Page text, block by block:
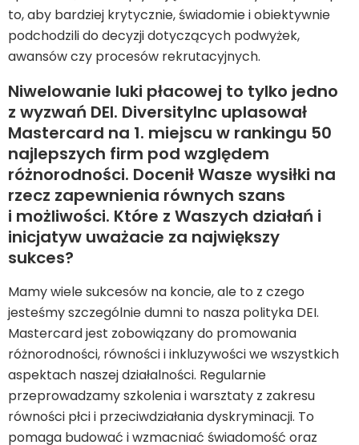
to, aby bardziej krytycznie, świadomie i obiektywnie
podchodzili do decyzji dotyczących podwyżek,
awansów czy procesów rekrutacyjnych.
Niwelowanie luki płacowej to tylko jedno
z wyzwań DEI. DiversityInc uplasował
Mastercard na 1. miejscu w rankingu 50
najlepszych firm pod względem
różnorodności. Docenił Wasze wysiłki na
rzecz zapewnienia równych szans
i możliwości. Które z Waszych działań i
inicjatyw uważacie za największy
sukces?
Mamy wiele sukcesów na koncie, ale to z czego
jesteśmy szczególnie dumni to nasza polityka DEI.
Mastercard jest zobowiązany do promowania
różnorodności, równości i inkluzywości we wszystkich
aspektach naszej działalności. Regularnie
przeprowadzamy szkolenia i warsztaty z zakresu
równości płci i przeciwdziałania dyskryminacji. To
pomaga budować i wzmacniać świadomość oraz